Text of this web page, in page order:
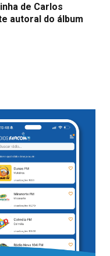
de Carlos
autoral do álbum